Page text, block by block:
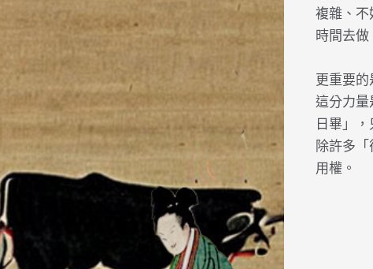
複雜、不
時間去做
更重要的
這分力量
日畢」
除許多
用權。